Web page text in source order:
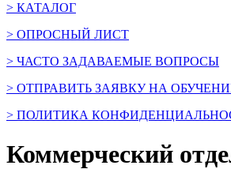
> КАТАЛОГ
> ОПРОСНЫЙ ЛИСТ
> ЧАСТО ЗАДАВАЕМЫЕ ВОПРОСЫ
> ОТПРАВИТЬ ЗАЯВКУ НА
> ПОЛИТИКА
Коммерческий